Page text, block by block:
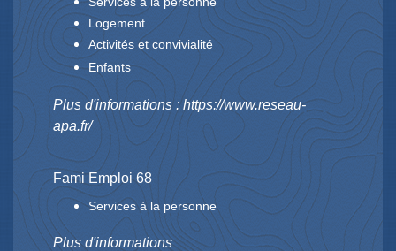
Logement
Activités et convivialité
Enfants
Plus d'informations :https://www.reseau-
apa.fr/
Fami Emploi 68
Services à la personne
Plus d'informations